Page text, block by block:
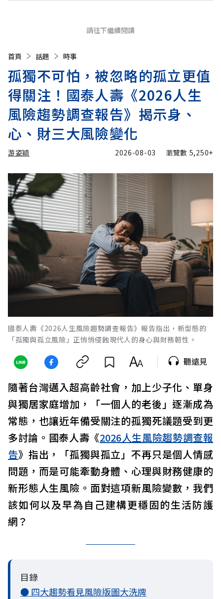
請往下繼續閱讀
首頁 話題 時事
孤獨不可怕，被忽略的孤立更值
得關注！國泰人壽《2026人生
風險趨勢調查報告》揭示身、
心、財三大風險變化
游姿穎 2026-08-03 瀏覽數 5,250+
國泰人壽《2026人生風險趨勢調查報告》報告指出，新型態的
「孤獨與孤立風險」正悄悄侵蝕現代人的身心與財務韌性。
聽遠見
隨著台灣邁入超高齡社會，加上少子化、單身
與獨居家庭增加，「一個人的老後」逐漸成為
常態，也讓近年備受關注的孤獨死議題受到更
多討論。國泰人壽《2026人生風險趨勢調查報
告》指出，「孤獨與孤立」不再只是個人情感
問題，而是可能牽動身體、心理與財務健康的
新形態人生風險。面對這項新風險變數，我們
該如何以及早為自己建構更穩固的生活防護
網？
目錄
● 四大趨勢看見風險版圖大洗牌